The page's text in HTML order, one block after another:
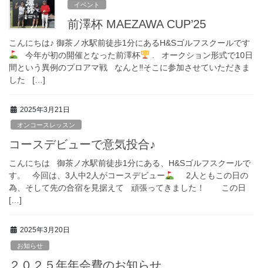
イベント
前澤杯 MAEZAWA CUP’25
こんにちは♪ 御茶ノ水駅前徒歩1分にあるH&Sゴルフスクールです
今年が初の開催となった前澤杯
. オークション形式で10日
間という異例のプロアマ戦 なんと‼︎そこに参加させていただきま
した […]
2025年3月21日
オンコースレッスン
コースデビューで意気投合♪
こんにちは 御茶ノ水駅前徒歩1分にある、H&Sゴルフスクールで
す。 今回は、3人中2人がコースデビュー
2人ともこの日の
為、そして先の合宿を見据えて 頑張ってきました！ この日
[…]
2025年3月20日
お知らせ
２０２５年年会費のお知らせ